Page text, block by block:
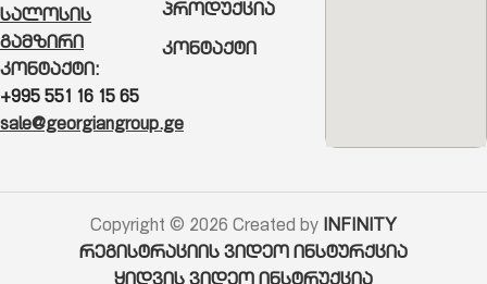
სალოსის
გამზირი
კონტაქტი:
+995 551 16 15 65
sale@georgiangroup.ge
პროდუქცია
კონტაქტი
Copyright © 2026 Created by INFINITY
რეგისტრაციის ვიდეო ინსტურქცია